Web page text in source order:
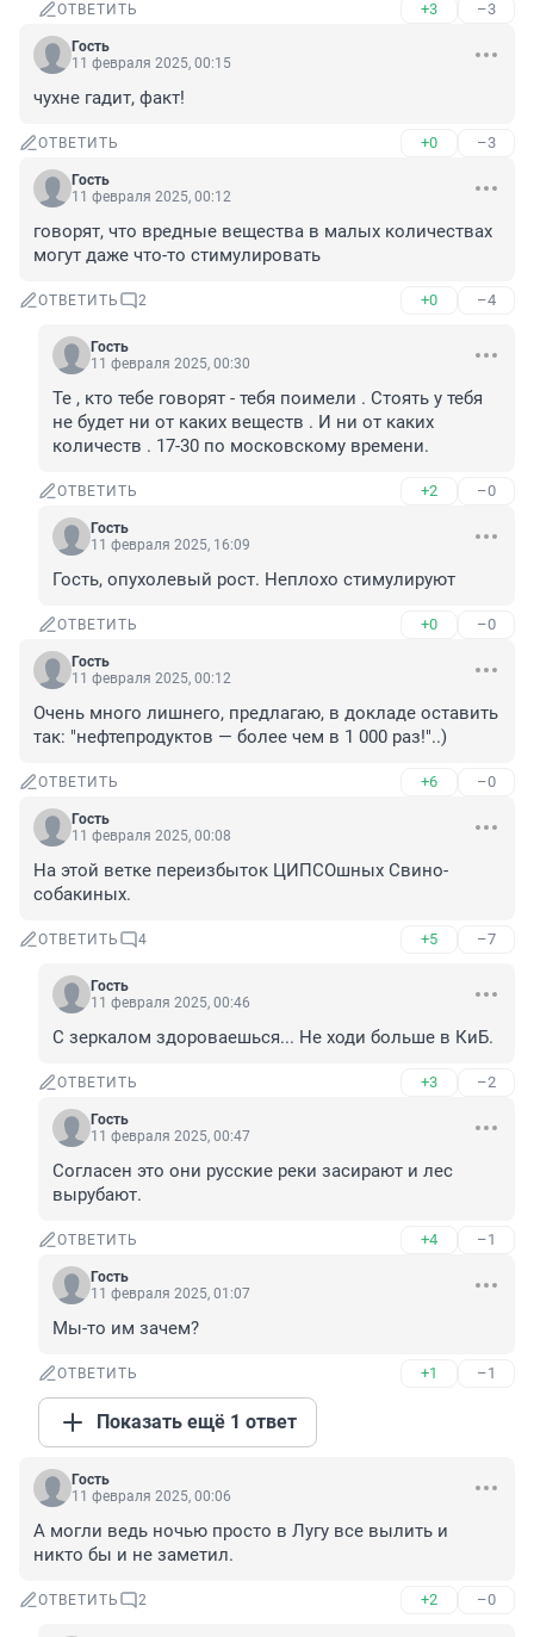
ОТВЕТИТЬ +3 –3
Гость
11 февраля 2025, 00:15
чухне гадит, факт!
ОТВЕТИТЬ +0 –3
Гость
11 февраля 2025, 00:12
говорят, что вредные вещества в малых количествах
могут даже что-то стимулировать
ОТВЕТИТЬ 2 +0 –4
Гость
11 февраля 2025, 00:30
Те , кто тебе говорят - тебя поимели . Стоять у тебя
не будет ни от каких веществ . И ни от каких
количеств . 17-30 по московскому времени.
ОТВЕТИТЬ +2 –0
Гость
11 февраля 2025, 16:09
Гость, опухолевый рост. Неплохо стимулируют
ОТВЕТИТЬ +0 –0
Гость
11 февраля 2025, 00:12
Очень много лишнего, предлагаю, в докладе оставить
так: "нефтепродуктов — более чем в 1 000 раз!"..)
ОТВЕТИТЬ +6 –0
Гость
11 февраля 2025, 00:08
На этой ветке переизбыток ЦИПСОшных Свино-
собакиных.
ОТВЕТИТЬ 4 +5 –7
Гость
11 февраля 2025, 00:46
С зеркалом здороваешься... Не ходи больше в КиБ.
ОТВЕТИТЬ +3 –2
Гость
11 февраля 2025, 00:47
Согласен это они русские реки засирают и лес
вырубают.
ОТВЕТИТЬ +4 –1
Гость
11 февраля 2025, 01:07
Мы-то им зачем?
ОТВЕТИТЬ +1 –1
Показать ещё 1 ответ
Гость
11 февраля 2025, 00:06
А могли ведь ночью просто в Лугу все вылить и
никто бы и не заметил.
ОТВЕТИТЬ 2 +2 –0